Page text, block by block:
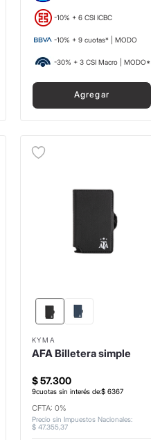
-10% + 6 CSI ICBC
-10% + 9 cuotas* | MODO
-30% + 3 CSI Macro | MODO*
Agregar
KYMA
AFA Billetera simple
$57.300
9cuotas sin interés de:$ 6367
CFTA: 0%
Precio sin Impuestos Nacionales:
$ 47.355,37